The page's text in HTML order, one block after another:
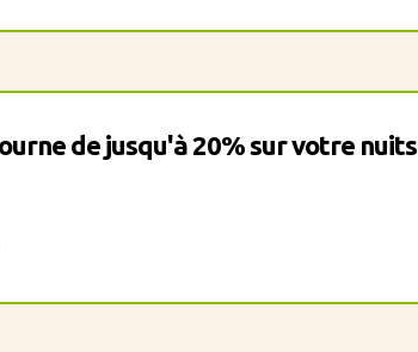
de jusqu'à 20% sur votre nuits